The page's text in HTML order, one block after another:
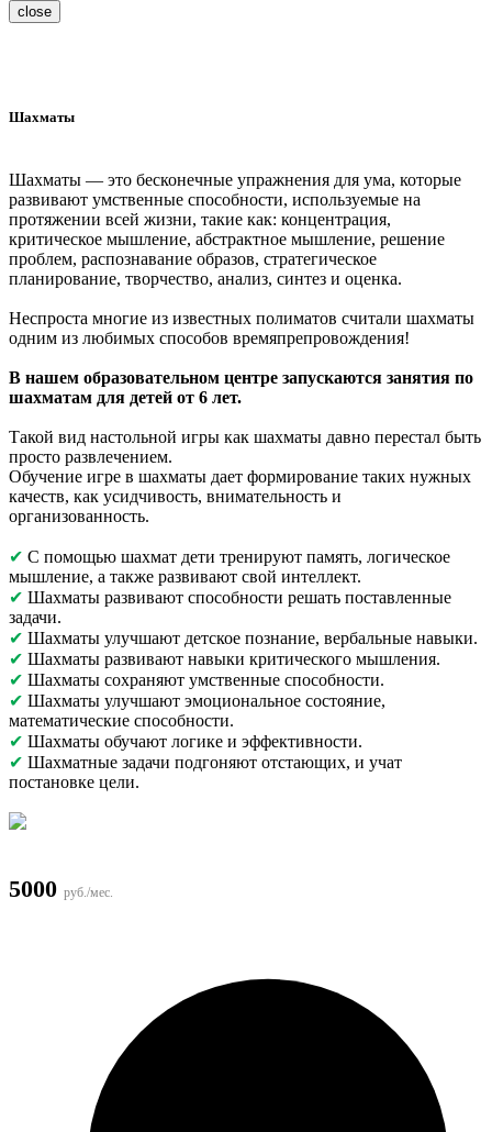
close
Шахматы
Шахматы — это бесконечные упражнения для ума, которые
развивают умственные способности, используемые на
протяжении всей жизни, такие как: концентрация,
критическое мышление, абстрактное мышление, решение
проблем, распознавание образов, стратегическое
планирование, творчество, анализ, синтез и оценка.
Неспроста многие из известных полиматов считали шахматы
одним из любимых способов времяпрепровождения!
В нашем образовательном центре запускаются занятия по
шахматам для детей от 6 лет.
Такой вид настольной игры как шахматы давно перестал быть
просто развлечением.
Обучение игре в шахматы дает формирование таких нужных
качеств, как усидчивость, внимательность и
организованность.
✔ С помощью шахмат дети тренируют память, логическое
мышление, а также развивают свой интеллект.
✔ Шахматы развивают способности решать поставленные
задачи.
✔ Шахматы улучшают детское познание, вербальные навыки.
✔ Шахматы развивают навыки критического мышления.
✔ Шахматы сохраняют умственные способности.
✔ Шахматы улучшают эмоциональное состояние,
математические способности.
✔ Шахматы обучают логике и эффективности.
✔ Шахматные задачи подгоняют отстающих, и учат
постановке цели.
5000 руб./мес.